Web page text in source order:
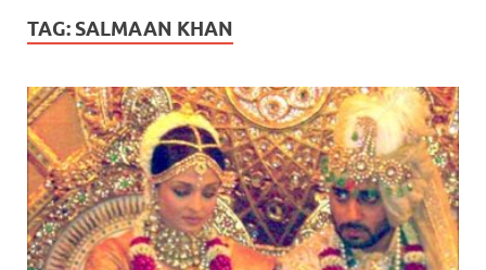
TAG: SALMAAN KHAN